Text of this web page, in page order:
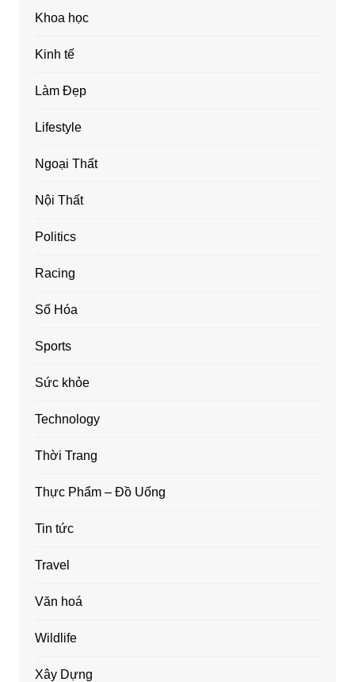
Khoa học
Kinh tế
Làm Đẹp
Lifestyle
Ngoại Thất
Nội Thất
Politics
Racing
Số Hóa
Sports
Sức khỏe
Technology
Thời Trang
Thực Phẩm – Đồ Uống
Tin tức
Travel
Văn hoá
Wildlife
Xây Dựng